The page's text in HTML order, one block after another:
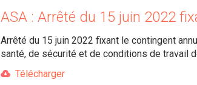
ASA : Arrêté du 15 juin 2022
Arrêté du 15 juin 2022 fixant le contingent
santé, de sécurité et de conditions de travail
Télécharger